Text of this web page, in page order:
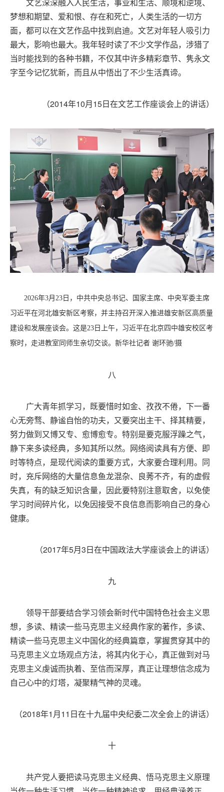
梦想和期望、爱和恨、存在和死亡，人类生活的一切方
面，都可以在文艺作品中找到启迪。文艺对年轻人吸引力
最大，影响也最大。我年轻时读了不少文学作品，涉猎了
当时能找到的各种书籍，不仅其中许多精彩章节、隽永文
字至今记忆犹新，而且从中悟出了不少生活真谛。
（2014年10月15日在文艺工作座谈会上的讲话）
2026年3月23日，中共中央总书记、国家主席、中央军委主席
习近平在河北雄安新区考察，并主持召开深入推进雄安新区高质量
建设和发展座谈会。这是23日上午，习近平在北京四中雄安校区考
察时，走进教室同师生亲切交谈。新华社记者 谢环驰/摄
八
广大青年抓学习，既要惜时如金、孜孜不倦，下一番
心无旁骛、静谧自怡的功夫，又要突出主干、择其精要，
努力做到又博又专、愈博愈专。特别是要克服浮躁之气，
静下来多读经典，多知其所以然。网络阅读具有方便、即
时等特点，是现代阅读的重要方式，大家要合理利用。同
时，充斥网络的大量信息鱼龙混杂、良莠不齐，有的虚假
失真，有的缺乏知识含量，因此要特别注意取舍，以免使
学习时间碎片化，以免因接受不良信息而影响自己的身心
健康。
（2017年5月3日在中国政法大学座谈会上的讲话）
九
领导干部要结合学习领会新时代中国特色社会主义思
想，多读、精读一些马克思主义经典作家的著作，多读、
精读一些马克思主义中国化的经典篇章，掌握贯穿其中的
马克思主义立场观点方法，将其内化于心，真正做到对马
克思主义虔诚而执着、至信而深厚，真正让理想信念成为
自己心中的灯塔，凝聚精气神的灵魂。
（2018年1月11日在十九届中央纪委二次全会上的讲话）
十
共产党人要把读马克思主义经典、悟马克思主义原理